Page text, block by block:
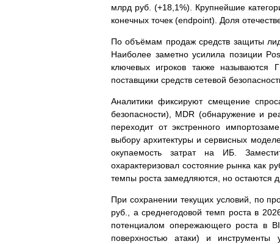
млрд руб. (+18,1%). Крупнейшие
конечных точек (endpoint). Доля
По объёмам продаж средств защиты
Наиболее заметно усилила позиции
ключевых игроков также
поставщики средств сетевой
Аналитики фиксируют смещение
безопасности), MDR (обнаружение и
переходит от экстренного
выбору архитектуры и сервисных
окупаемость затрат на ИБ.
охарактеризовал состояние рынка как
темпы роста замедляются, но остаются
При сохранении текущих условий, по
руб., а среднегодовой темп роста в
потенциалом опережающего роста в
поверхностью атаки) и